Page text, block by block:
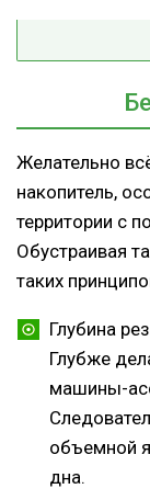
Желательно
накопитель,
территории с
Обустраивая
таких
Глубина
Глубже
машины-
объемной
дна.